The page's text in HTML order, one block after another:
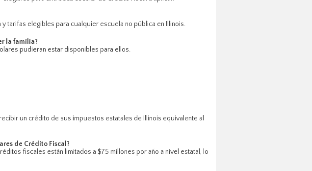
tarifas elegibles para cualquier escuela no pública en Illinois.
la familia?
pudieran estar disponibles para ellos.
un crédito de sus impuestos estatales de Illinois equivalente al
de Crédito Fiscal?
fiscales están limitados a $75 millones por año a nivel estatal, lo